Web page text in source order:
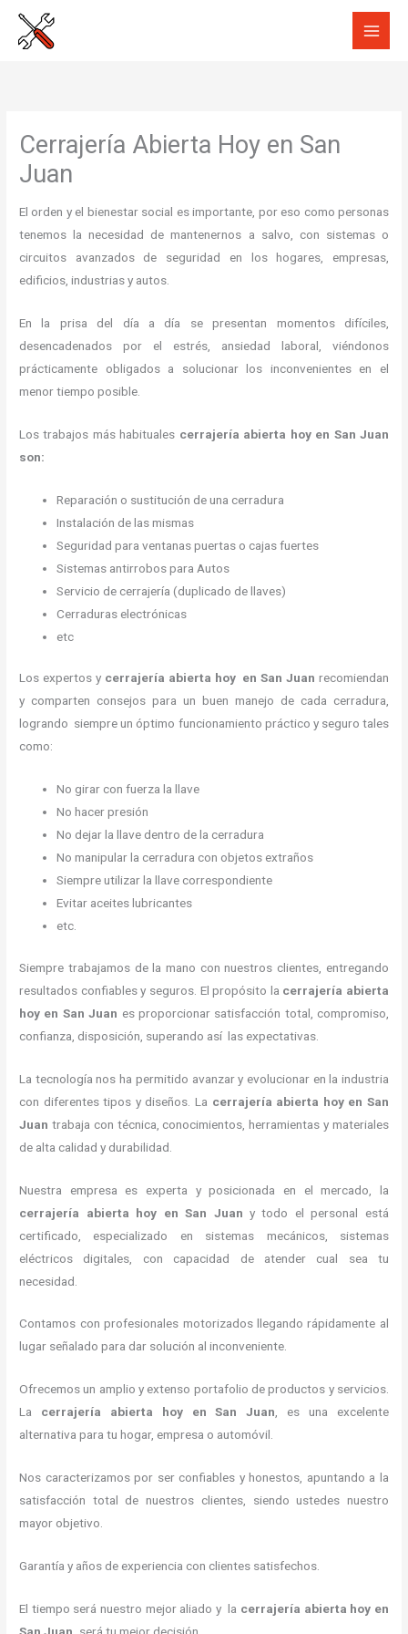
Cerrajería Abierta Hoy en San
Juan
El orden y el bienestar social es importante, por eso como personas
tenemos la necesidad de mantenernos a salvo, con sistemas o
circuitos avanzados de seguridad en los hogares, empresas,
edificios, industrias y autos.
En la prisa del día a día se presentan momentos difíciles,
desencadenados por el estrés, ansiedad laboral, viéndonos
prácticamente obligados a solucionar los inconvenientes en el
menor tiempo posible.
Los trabajos más habituales cerrajería abierta hoy en San Juan
son:
Reparación o sustitución de una cerradura
Instalación de las mismas
Seguridad para ventanas puertas o cajas fuertes
Sistemas antirrobos para Autos
Servicio de cerrajería (duplicado de llaves)
Cerraduras electrónicas
etc
Los expertos y cerrajería abierta hoy en San Juan recomiendan
y comparten consejos para un buen manejo de cada cerradura,
logrando siempre un óptimo funcionamiento práctico y seguro tales
como:
No girar con fuerza la llave
No hacer presión
No dejar la llave dentro de la cerradura
No manipular la cerradura con objetos extraños
Siempre utilizar la llave correspondiente
Evitar aceites lubricantes
etc.
Siempre trabajamos de la mano con nuestros clientes, entregando
resultados confiables y seguros. El propósito la cerrajería abierta
hoy en San Juan es proporcionar satisfacción total, compromiso,
confianza, disposición, superando así las expectativas.
La tecnología nos ha permitido avanzar y evolucionar en la industria
con diferentes tipos y diseños. La cerrajería abierta hoyen San
Juan trabaja con técnica, conocimientos, herramientas y materiales
de alta calidad y durabilidad.
Nuestra empresa es experta y posicionada en el mercado, la
cerrajería abierta hoy en San Juan y todo el personal está
certificado, especializado en sistemas mecánicos, sistemas
eléctricos digitales, con capacidad de atender cual sea tu
necesidad.
Contamos con profesionales motorizados llegando rápidamente al
lugar señalado para dar solución al inconveniente.
Ofrecemos un amplio y extenso portafolio de productos y servicios.
La cerrajería abierta hoy en San Juan, es una excelente
alternativa para tu hogar, empresa o automóvil.
Nos caracterizamos por ser confiables y honestos, apuntando a la
satisfacción total de nuestros clientes, siendo ustedes nuestro
mayor objetivo.
Garantía y años de experiencia con clientes satisfechos.
El tiempo será nuestro mejor aliado y la cerrajería abierta hoy en